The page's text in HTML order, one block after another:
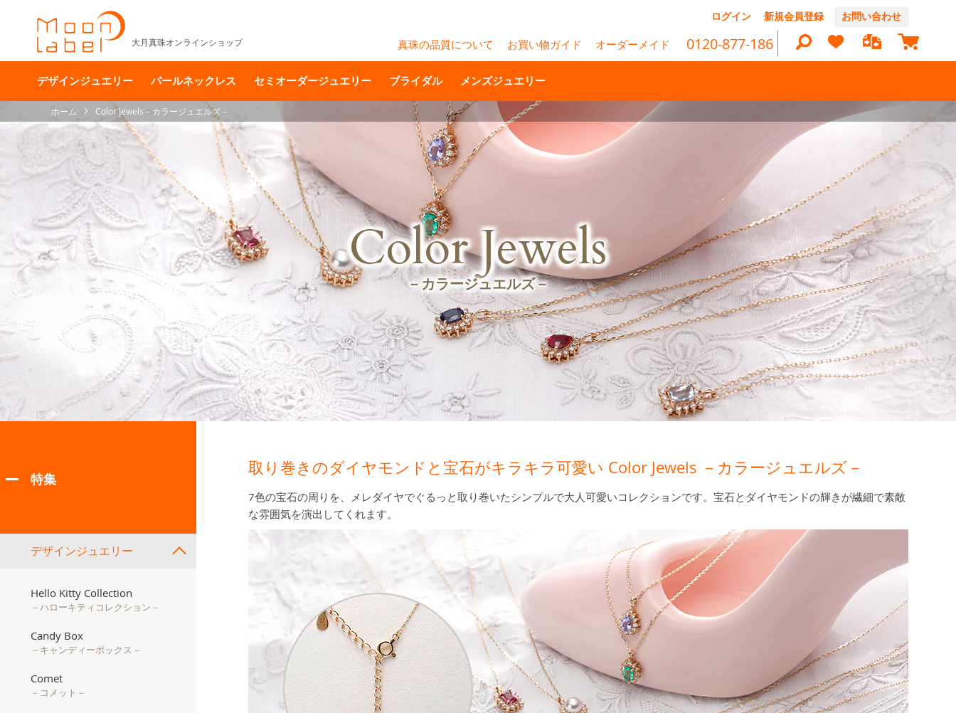
テ
ッ
ログイン 新規会員登録 お問い合わせ
大月真珠オンラインショップ 真珠の品質について お買い物ガイド オーダーメイド 0120-877-186 マイカ
検
デザインジュエリー パールネックレス セミオーダージュエリー ブライダル メンズジュエリー
ホーム Color Jewels－カラージュエルズ－
Color Jewels
－カラージュエルズ－
取り巻きのダイヤモンドと宝石がキラキラ可愛い Color Jewels －カラージュエルズ－
7色の宝石の周りを、メレダイヤでぐるっと取り巻いたシンプルで大人可愛いコレクションです。宝石とダイヤモンドの輝きが繊細で素敵
な雰囲気を演出してくれます。
特集
デザインジュエリー
Hello Kitty Collection
－ハローキティコレクション－
Candy Box
－キャンディーボックス－
Comet
－コメット－